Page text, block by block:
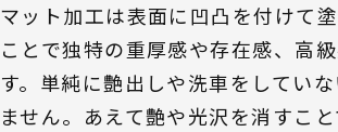
マット加工は表面に凹凸を付けて
ことで独特の重厚感や存在感、高
す。単純に艶出しや洗車をしてい
ません。あえて艶や光沢を消すこ